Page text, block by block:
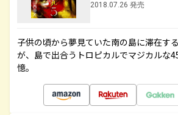
2018.07.26 発売
子供の頃から夢見ていた南の島に滞在す
が、島で出合うトロピカルでマジカルな
憶。